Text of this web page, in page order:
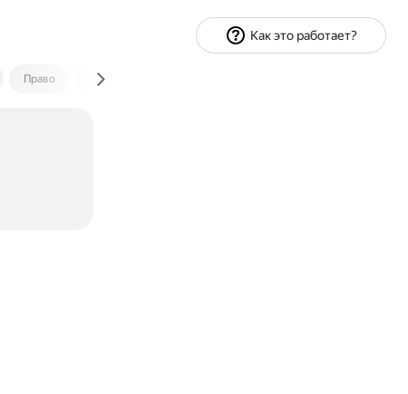
Право Экономика и финансы
Как это работает?